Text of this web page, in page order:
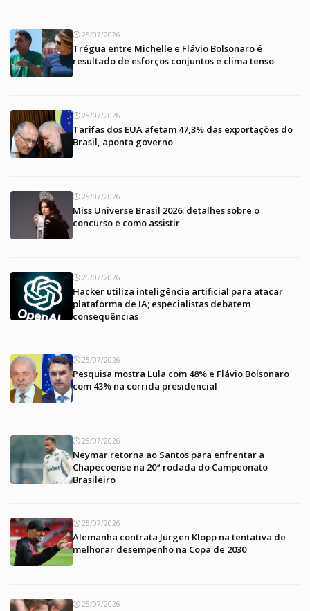
25/07/2026
Trégua entre Michelle e Flávio Bolsonaro é
resultado de esforços conjuntos e clima tenso
25/07/2026
Tarifas dos EUA afetam 47,3% das exportações do
Brasil, aponta governo
25/07/2026
Miss Universe Brasil 2026: detalhes sobre o
concurso e como assistir
25/07/2026
Hacker utiliza inteligência artificial para atacar
plataforma de IA; especialistas debatem
consequências
25/07/2026
Pesquisa mostra Lula com 48% e Flávio Bolsonaro
com 43% na corrida presidencial
25/07/2026
Neymar retorna ao Santos para enfrentar a
Chapecoense na 20ª rodada do Campeonato
Brasileiro
25/07/2026
Alemanha contrata Jürgen Klopp na tentativa de
melhorar desempenho na Copa de 2030
25/07/2026